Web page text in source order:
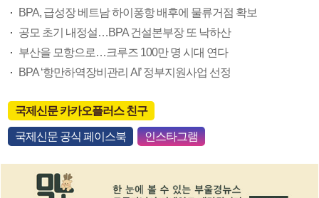
BPA, 급성장 베트남 하이퐁항 배후에 물류거점 확보
공모 초기 내정설…BPA 건설본부장 또 낙하산
부산을 모항으로…크루즈 100만 명 시대 연다
BPA ‘항만하역장비관리 AI’ 정부지원사업 선정
국제신문 카카오플러스 친구
국제신문 공식 페이스북 인스타그램